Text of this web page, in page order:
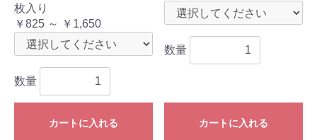
枚入り
￥825 ～ ￥1,650
数量
カートに入れる
数量
カートに入れる